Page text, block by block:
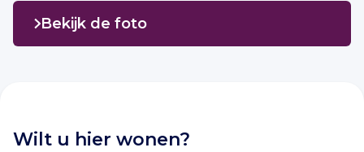
Bekijk de foto
Wilt u hier wonen?